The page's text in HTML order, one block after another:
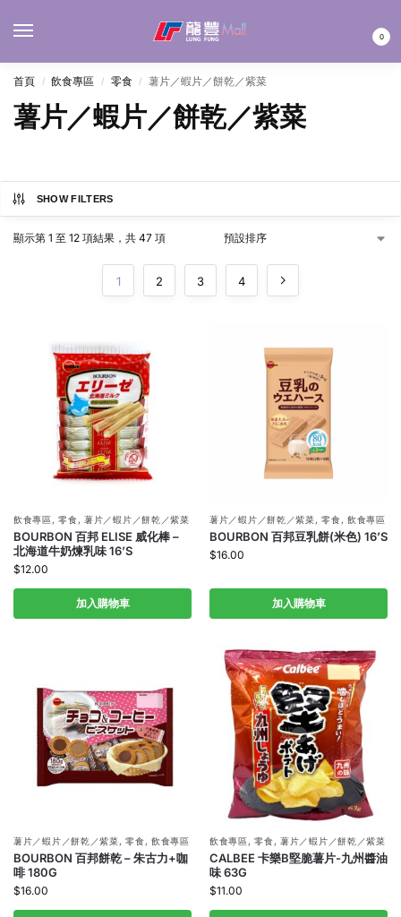
0
首頁 / 飲食專區 / 零食 / 薯片／蝦片／餅乾／紫菜
薯片／蝦片／餅乾／紫菜
SHOW FILTERS
顯示第 1 至 12 項結果，共 47 項
1 2 3 4
飲食專區,零食,薯片／蝦片／餅乾／紫菜
BOURBON 百邦 ELISE 威化棒 –
北海道牛奶煉乳味 16’S
$12.00
加入購物車
薯片／蝦片／餅乾／紫菜,零食, 飲食專區
BOURBON 百邦豆乳餅(米色) 16’S
$16.00
加入購物車
薯片／蝦片／餅乾／紫菜,零食, 飲食專區
BOURBON 百邦餅乾 – 朱古力+咖
啡 180G
$16.00
飲食專區,零食,薯片／蝦片／餅乾／紫菜
CALBEE 卡樂B堅脆薯片-九州醬油
味 63G
$11.00